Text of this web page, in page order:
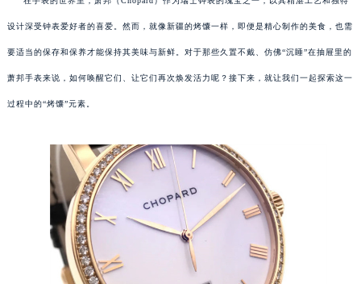
设计深受钟表爱好者的喜爱。然而，就像新疆的烤馕一样，即便是精心制作的美食，也需
要适当的保存和保养才能保持其美味与新鲜。对于那些久置不戴、仿佛“沉睡”在抽屉里的
萧邦手表来说，如何唤醒它们、让它们再次焕发活力呢？接下来，就让我们一起探索这一
过程中的“烤馕”元素。